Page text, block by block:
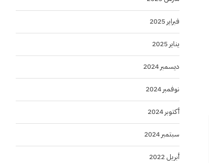
فبراير 2025
يناير 2025
ديسمبر 2024
نوفمبر 2024
أكتوبر 2024
سبتمبر 2024
أبريل 2022